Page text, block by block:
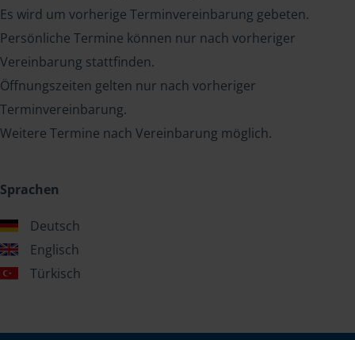
Es wird um vorherige Terminvereinbarung gebeten.
Persönliche Termine können nur nach vorheriger
Vereinbarung stattfinden.
Öffnungszeiten gelten nur nach vorheriger
Terminvereinbarung.
Weitere Termine nach Vereinbarung möglich.
Sprachen
Deutsch
Englisch
Türkisch